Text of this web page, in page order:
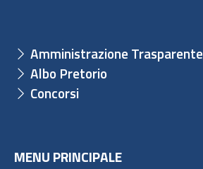
Amministrazione Trasparente
Albo Pretorio
Concorsi
MENU PRINCIPALE